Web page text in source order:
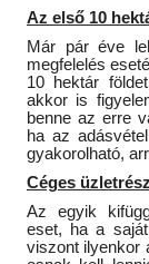
Az első 10
Már pár éve
megfelelés
10 hektár
akkor is
benne az erre
ha az
gyakorolható,
Céges
Az egyik
eset, ha a
viszont ilyenkor